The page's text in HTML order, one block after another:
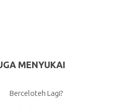
MENYUKAI
Berceloteh Lagi?